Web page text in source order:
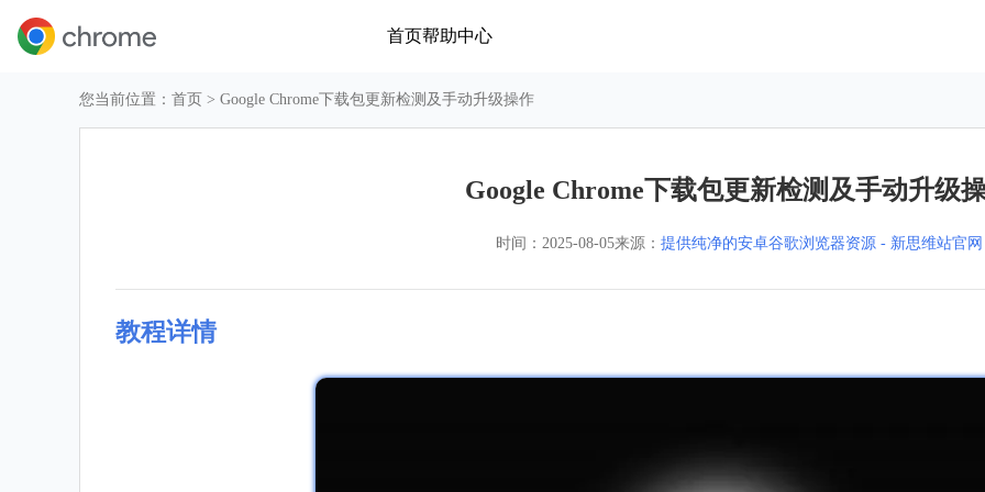
首页帮助中心
您当前位置： 首页 > Google Chrome下载包更新检测及手动升级操作
Google Chrome下载包更新检测及手动升级
时间： 2025-08-05来源： 提供纯净的安卓谷歌浏览器资源 - 新思维站官网
教程详情